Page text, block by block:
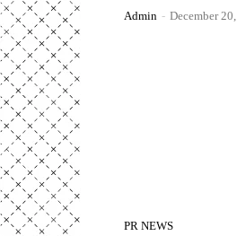
Admin - December
PR NEWS